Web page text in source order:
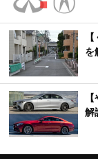
を
解